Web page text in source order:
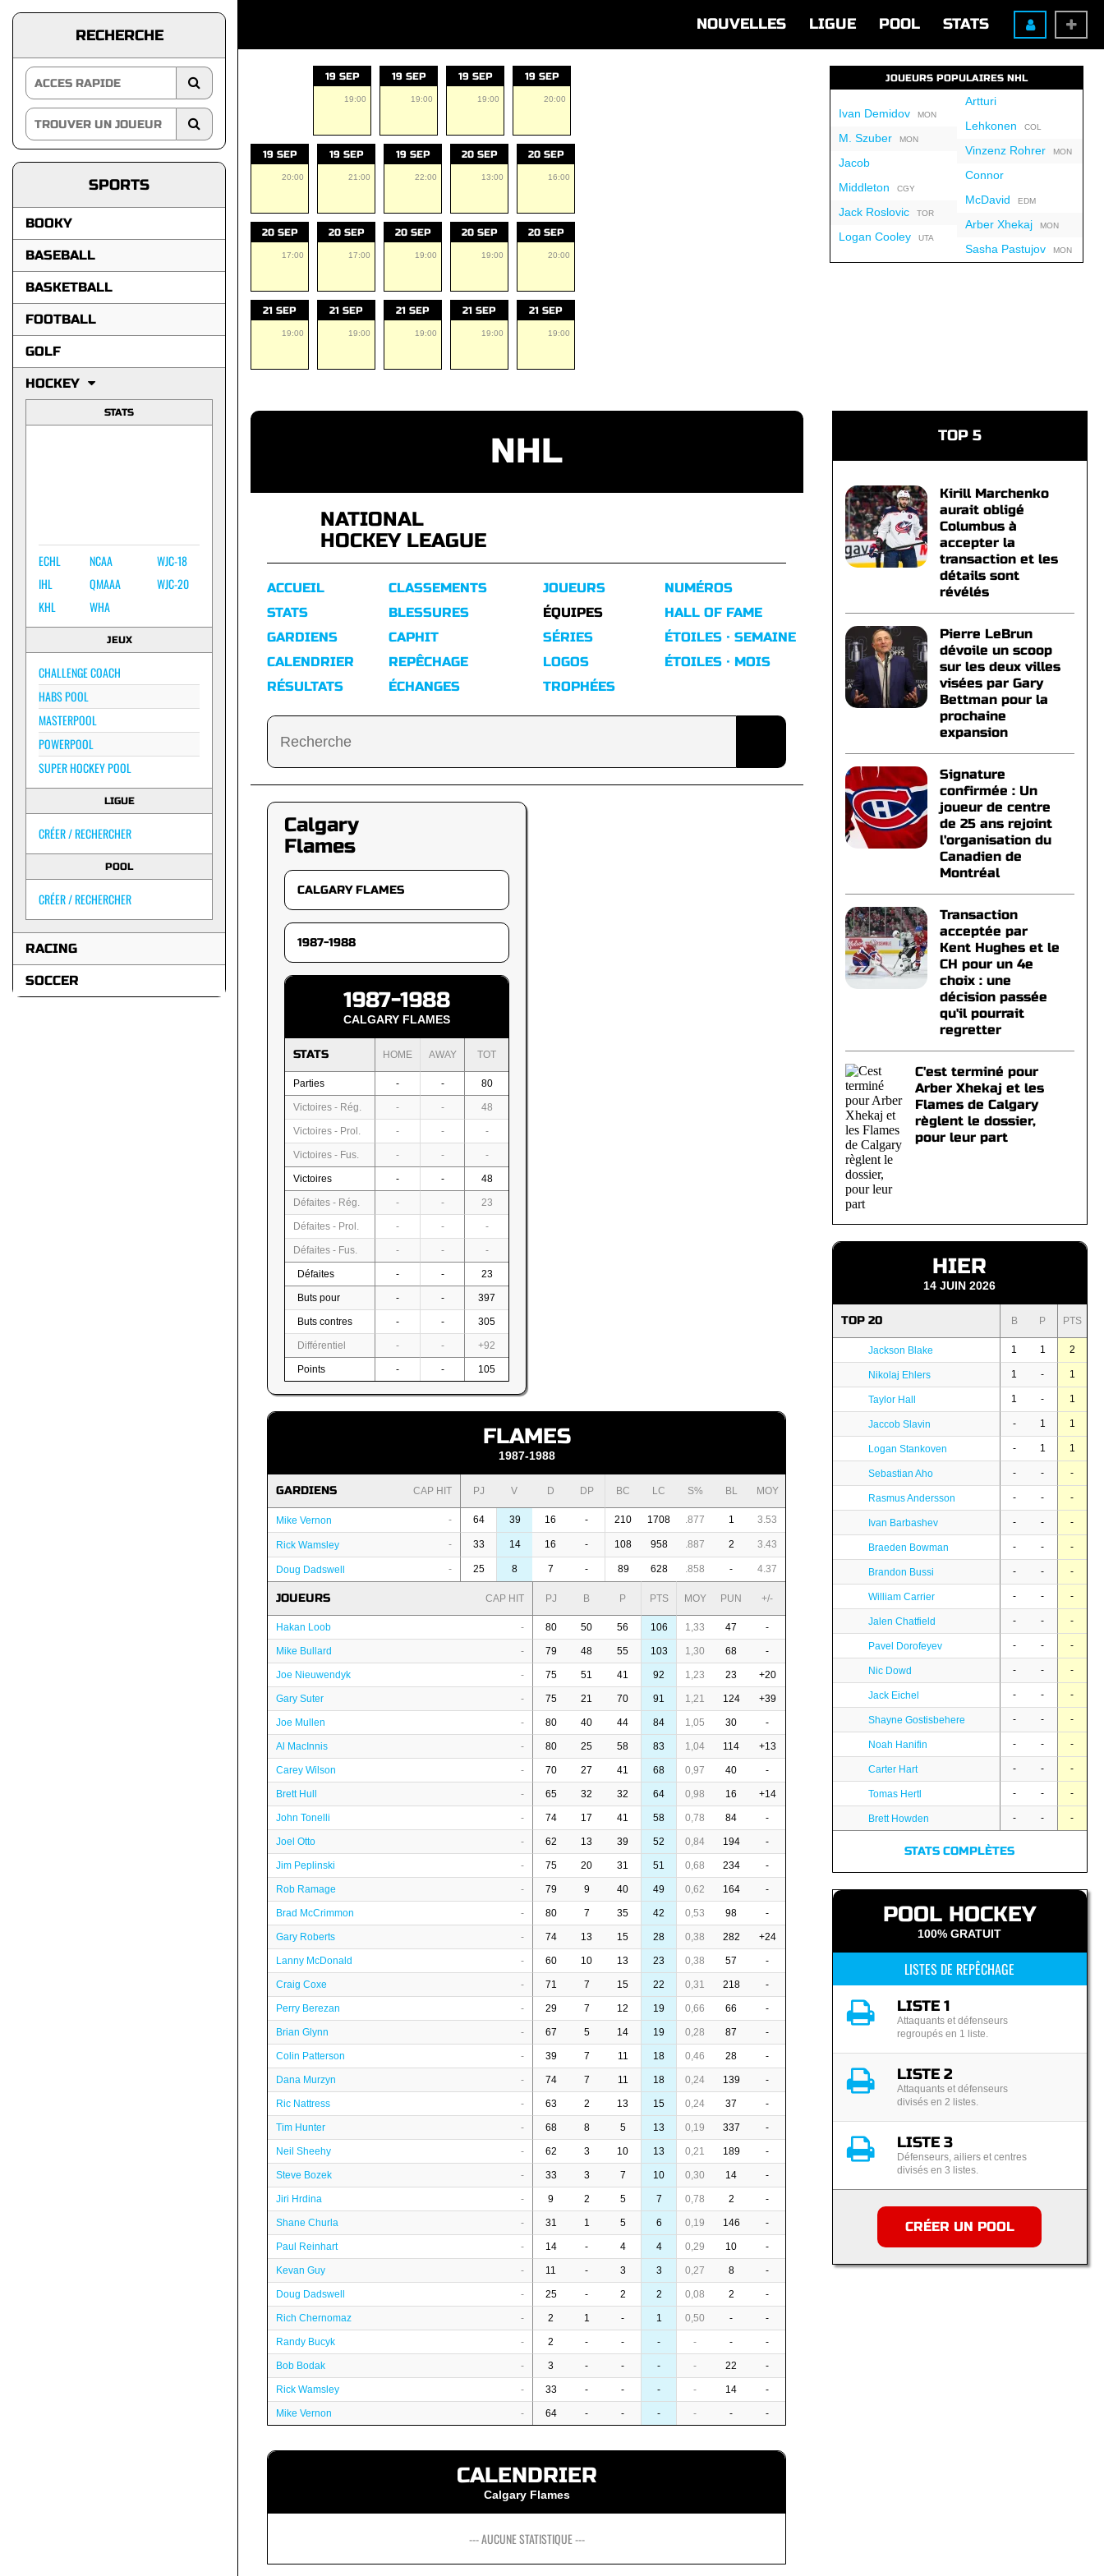
NOUVELLES LIGUE POOL STATS
RECHERCHE
SPORTS
BOOKY
BASEBALL
BASKETBALL
FOOTBALL
GOLF
HOCKEY
STATS
ECHL
IHL
KHL
NCAA
QMAAA
WHA
WJC-18
WJC-20
JEUX
CHALLENGE COACH
HABS POOL
MASTERPOOL
POWERPOOL
SUPER HOCKEY POOL
LIGUE
CRÉER / RECHERCHER
POOL
CRÉER / RECHERCHER
RACING
SOCCER
19 SEP
19:00
19 SEP
19:00
19 SEP
19:00
19 SEP
20:00
19 SEP
20:00
19 SEP
21:00
19 SEP
22:00
20 SEP
13:00
20 SEP
16:00
20 SEP
17:00
20 SEP
17:00
20 SEP
19:00
20 SEP
19:00
20 SEP
20:00
21 SEP
19:00
21 SEP
19:00
21 SEP
19:00
21 SEP
19:00
21 SEP
19:00
JOUEURS POPULAIRES NHL
Ivan DemidovMON
M. SzuberMON
Jacob
Middleton CGY
Jack RoslovicTOR
Logan CooleyUTA
Artturi
Lehkonen COL
Vinzenz RohrerMON
Connor
McDavid EDM
Arber XhekajMON
Sasha PastujovMON
NHL
NATIONAL
HOCKEY LEAGUE
ACCUEIL
STATS
GARDIENS
CALENDRIER
RÉSULTATS
CLASSEMENTS
BLESSURES
CAPHIT
REPÊCHAGE
ÉCHANGES
JOUEURS
ÉQUIPES
SÉRIES
LOGOS
TROPHÉES
NUMÉROS
HALL OF FAME
ÉTOILES · SEMAINE
ÉTOILES · MOIS
Calgary
Flames
1987-1988
CALGARY FLAMES
STATS HOME AWAY TOT
Parties - - 80
Victoires - Rég. - - 48
Victoires - Prol. - - -
Victoires - Fus. - - -
Victoires - - 48
Défaites - Rég. - - 23
Défaites - Prol. - - -
Défaites - Fus. - - -
Défaites - - 23
Buts pour - - 397
Buts contres - - 305
Différentiel - - +92
Points - - 105
FLAMES
1987-1988
GARDIENS CAP HIT PJ V D DP BC LC S% BL MOY
Mike Vernon - 64 39 16 - 210 1708 .877 1 3.53
Rick Wamsley - 33 14 16 - 108 958 .887 2 3.43
Doug Dadswell - 25 8 7 - 89 628 .858 - 4.37
JOUEURS CAP HIT PJ B P PTS MOY PUN +/-
Hakan Loob - 80 50 56 106 1,33 47 -
Mike Bullard - 79 48 55 103 1,30 68 -
Joe Nieuwendyk - 75 51 41 92 1,23 23 +20
Gary Suter - 75 21 70 91 1,21 124 +39
Joe Mullen - 80 40 44 84 1,05 30 -
Al MacInnis - 80 25 58 83 1,04 114 +13
Carey Wilson - 70 27 41 68 0,97 40 -
Brett Hull - 65 32 32 64 0,98 16 +14
John Tonelli - 74 17 41 58 0,78 84 -
Joel Otto - 62 13 39 52 0,84 194 -
Jim Peplinski - 75 20 31 51 0,68 234 -
Rob Ramage - 79 9 40 49 0,62 164 -
Brad McCrimmon - 80 7 35 42 0,53 98 -
Gary Roberts - 74 13 15 28 0,38 282 +24
Lanny McDonald - 60 10 13 23 0,38 57 -
Craig Coxe - 71 7 15 22 0,31 218 -
Perry Berezan - 29 7 12 19 0,66 66 -
Brian Glynn - 67 5 14 19 0,28 87 -
Colin Patterson - 39 7 11 18 0,46 28 -
Dana Murzyn - 74 7 11 18 0,24 139 -
Ric Nattress - 63 2 13 15 0,24 37 -
Tim Hunter - 68 8 5 13 0,19 337 -
Neil Sheehy - 62 3 10 13 0,21 189 -
Steve Bozek - 33 3 7 10 0,30 14 -
Jiri Hrdina - 9 2 5 7 0,78 2 -
Shane Churla - 31 1 5 6 0,19 146 -
Paul Reinhart - 14 - 4 4 0,29 10 -
Kevan Guy - 11 - 3 3 0,27 8 -
Doug Dadswell - 25 - 2 2 0,08 2 -
Rich Chernomaz - 2 1 - 1 0,50 - -
Randy Bucyk - 2 - - - - - -
Bob Bodak - 3 - - - - 22 -
Rick Wamsley - 33 - - - - 14 -
Mike Vernon - 64 - - - - - -
CALENDRIER
Calgary Flames
--- AUCUNE STATISTIQUE ---
TOP 5
Kirill Marchenko
aurait obligé
Columbus à
accepter la
transaction et les
détails sont
révélés
Pierre LeBrun
dévoile un scoop
sur les deux villes
visées par Gary
Bettman pour la
prochaine
expansion
Signature
confirmée : Un
joueur de centre
de 25 ans rejoint
l'organisation du
Canadien de
Montréal
Transaction
acceptée par
Kent Hughes et le
CH pour un 4e
choix : une
décision passée
qu'il pourrait
regretter
C'est terminé pour
Arber Xhekaj et les
Flames de Calgary
règlent le dossier,
pour leur part
HIER
14 JUIN 2026
TOP 20 B P PTS
Jackson Blake 1 1 2
Nikolaj Ehlers 1 - 1
Taylor Hall 1 - 1
Jaccob Slavin - 1 1
Logan Stankoven - 1 1
Sebastian Aho - - -
Rasmus Andersson - - -
Ivan Barbashev - - -
Braeden Bowman - - -
Brandon Bussi - - -
William Carrier - - -
Jalen Chatfield - - -
Pavel Dorofeyev - - -
Nic Dowd - - -
Jack Eichel - - -
Shayne Gostisbehere - - -
Noah Hanifin - - -
Carter Hart - - -
Tomas Hertl - - -
Brett Howden - - -
STATS COMPLÈTES
POOL HOCKEY
100% GRATUIT
LISTES DE REPÊCHAGE
LISTE 1
Attaquants et défenseurs
regroupés en 1 liste.
LISTE 2
Attaquants et défenseurs
divisés en 2 listes.
LISTE 3
Défenseurs, ailiers et centres
divisés en 3 listes.
CRÉER UN POOL